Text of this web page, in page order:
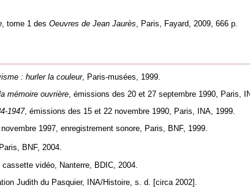
, tome 1 des Oeuvres de Jean Jaurès, Paris, Fayard, 2009, 666 p.
: hurler la couleur, Paris-musées, 1999.
mémoire ouvrière, émissions des 20 et 27 septembre 1990, Paris,
1947, émissions des 15 et 22 novembre 1990, Paris, INA, 1999.
1997, enregistrement sonore, Paris, BNF, 1999.
BNF, 2004.
, cassette vidéo, Nanterre, BDIC, 2004.
Judith du Pasquier, INA/Histoire, s. d. [circa 2002].